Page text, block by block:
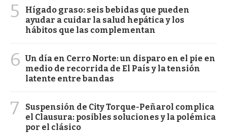
5
Hígado graso: seis bebidas que pueden
ayudar a cuidar la salud hepática y los
hábitos que las complementan
6 Un día en Cerro Norte: un disparo en el pie en
medio de recorrida de El País y la tensión
latente entre bandas
7
Suspensión de City Torque-Peñarol complica
el Clausura: posibles soluciones y la polémica
por el clásico